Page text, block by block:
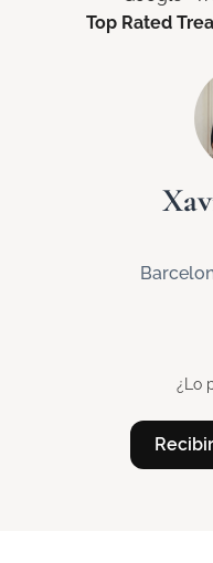
Top Rated
¿Lo